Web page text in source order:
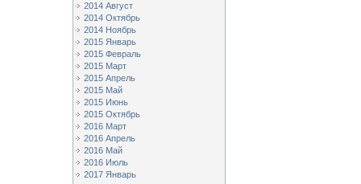
2014 Август
2014 Октябрь
2014 Ноябрь
2015 Январь
2015 Февраль
2015 Март
2015 Апрель
2015 Май
2015 Июнь
2015 Октябрь
2016 Март
2016 Апрель
2016 Май
2016 Июль
2017 Январь